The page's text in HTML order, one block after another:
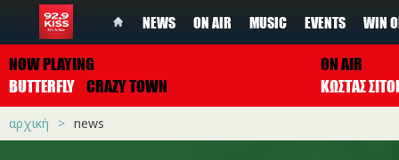
NEWS ON AIR MUSIC EVENTS WIN
NOW PLAYING
BUTTERFLY CRAZY TOWN
ON AIR
ΚΩΣΤΑΣ
αρχική news